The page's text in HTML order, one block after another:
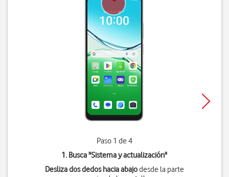
Paso 1 de 4
1. Busca "Sistema y actualización"
Desliza dos dedos hacia abajodesde la parte